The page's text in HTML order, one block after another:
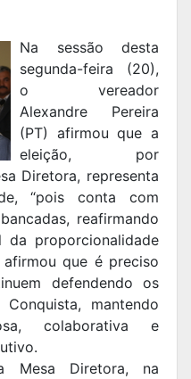
Na sessão desta
segunda-feira (20),
o vereador
Alexandre Pereira
(PT) afirmou que a
eleição, por
Diretora, representa
“pois conta com
reafirmando
proporcionalidade
que é preciso
defendendo os
mantendo
colaborativa e
Mesa Diretora, na